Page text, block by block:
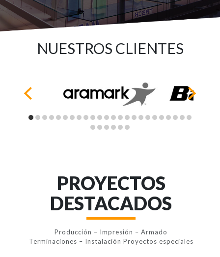
NUESTROS CLIENTES
PROYECTOS
DESTACADOS
Producción – Impresión – Armado
Terminaciones – Instalación Proyectos especiales